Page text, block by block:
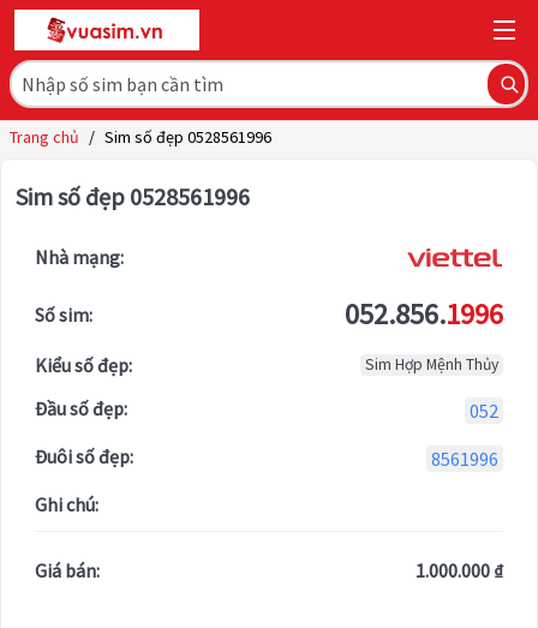
Trang chủ / Sim số đẹp 0528561996
Sim số đẹp 0528561996
Nhà mạng:
Số sim: 052.856.1996
Kiểu số đẹp: Sim Hợp Mệnh Thủy
Đầu số đẹp:
052
Đuôi số đẹp:
8561996
Ghi chú:
Giá bán: 1.000.000 ₫